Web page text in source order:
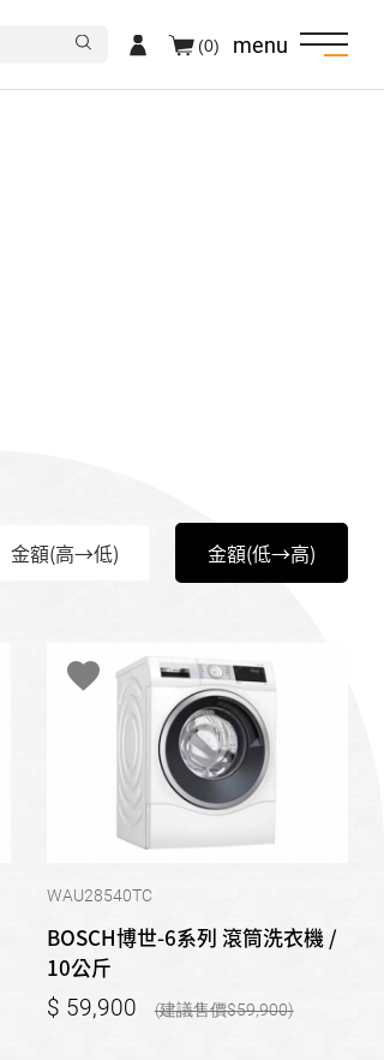
menu
(0)
金額(高→低) 金額(低→高)
WAU28540TC
BOSCH博世-6系列 滾筒洗衣機 /
10公斤
59,900 59,900